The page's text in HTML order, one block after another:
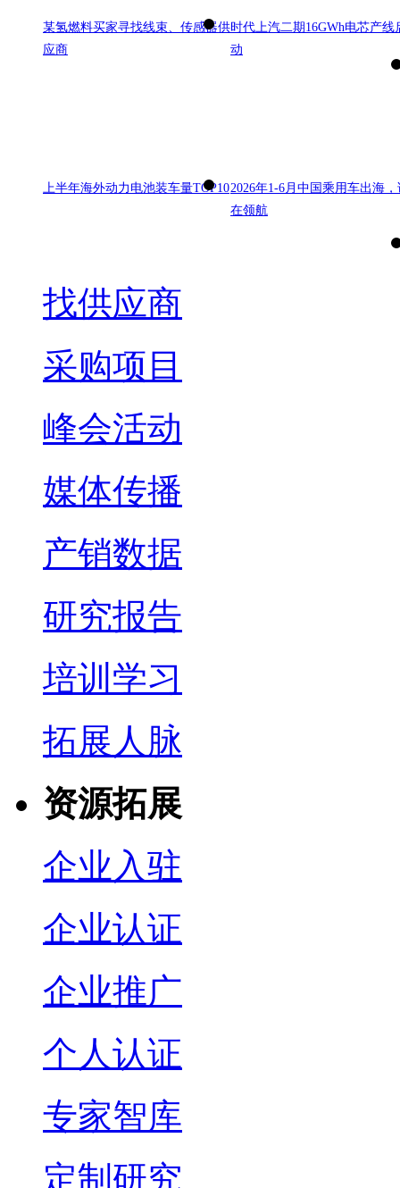
某氢燃料买家寻找线束、传感器供
应商
时代上汽二期16GWh电芯产线
动
上半年海外动力电池装车量TOP102026年1-6月中国乘用车出海，
在领航
找供应商
采购项目
峰会活动
媒体传播
产销数据
研究报告
培训学习
拓展人脉
资源拓展
企业入驻
企业认证
企业推广
个人认证
专家智库
定制研究